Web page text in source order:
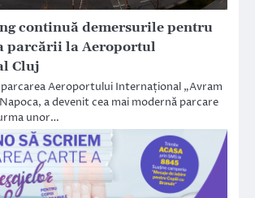
continuă demersurile pentru
parcării la Aeroportul
Cluj
parcarea Aeroportului Internațional „Avram
a devenit cea mai modernă parcare
unor…